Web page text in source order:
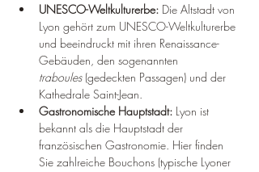
UNESCO-Weltkulturerbe: Die Altstadt von
Lyon gehört zum UNESCO-Weltkulturerbe
und beeindruckt mit ihren Renaissance-
Gebäuden, den sogenannten
traboules (gedeckten Passagen) und der
Kathedrale Saint-Jean.
Gastronomische Hauptstadt: Lyon ist
bekannt als die Hauptstadt der
französischen Gastronomie. Hier finden
Sie zahlreiche Bouchons (typische Lyoner